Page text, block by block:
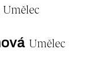
Umělec
Umělec